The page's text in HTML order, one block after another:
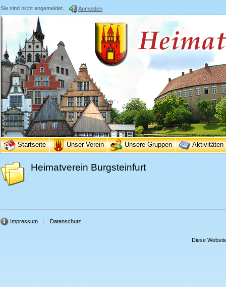
Sie sind nicht angemeldet. Anmelden
Startseite Unser Verein Unsere Gruppen Aktivitäten
Heimatverein Burgsteinfurt
Impressum Datenschutz
Diese